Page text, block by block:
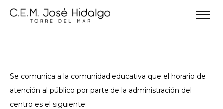
Se comunica a la comunidad educativa que el horario de
atención al público por parte de la administración del
centro es el siguiente: